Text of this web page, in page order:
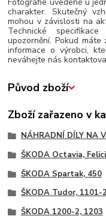
charakter. Skutečný
mohou v závislosti na
Technické
upozornění. Pokud
informace o výrobci,
neváhejte nás
Původ zboží
Zboží zařazeno v
NÁHRADNÍ DÍLY NA
ŠKODA Octavia,
ŠKODA Spartak, 450
ŠKODA Tudor, 1101-2
ŠKODA 1200-2, 1203